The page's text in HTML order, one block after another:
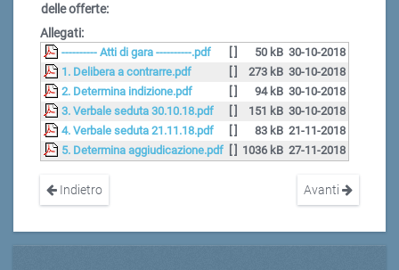
delle offerte:
Allegati:
---------- Atti di gara ----------.pdf 50 kB 30-10-2018
1. Delibera a contrarre.pdf
273 kB 30-10-2018
2. Determina indizione.pdf
94 kB 30-10-2018
3. Verbale seduta 30.10.18.pdf
151 kB 30-10-2018
4. Verbale seduta 21.11.18.pdf
83 kB 21-11-2018
5. Determina aggiudicazione.pdf
1036 kB 27-11-2018
Indietro Avanti